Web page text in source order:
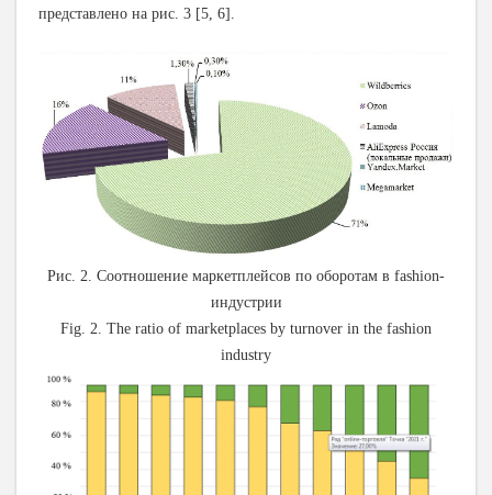
представлено на рис. 3 [5, 6].
Рис. 2. Соотношение маркетплейсов по оборотам в fashion-
индустрии
Fig. 2. The ratio of marketplaces by turnover in the fashion
industry